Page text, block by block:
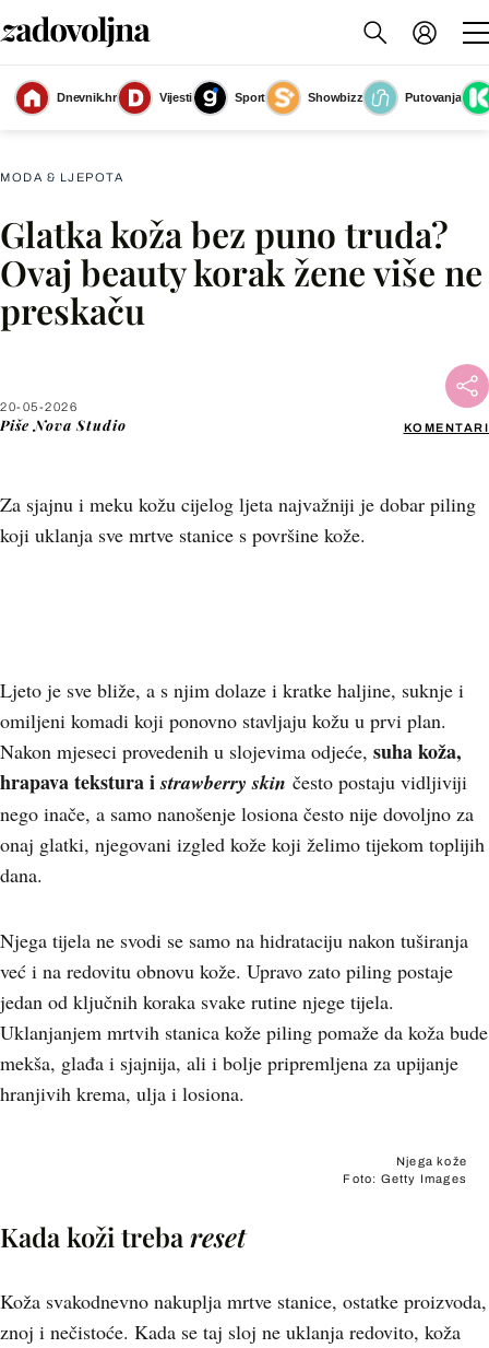
Dnevnik.hr Vijesti Sport Showbizz
Putovanja
(Foto: Getty Images)
MODA & LJEPOTA
Glatka koža bez puno truda?
Ovaj beauty korak žene više ne
preskaču
20-05-2026
Piše Nova Studio KOMENTARI
Za sjajnu i meku kožu cijelog ljeta najvažniji je dobar piling
koji uklanja sve mrtve stanice s površine kože.
Facebook
X
Ljeto je sve bliže, a s njim dolaze i kratke haljine, suknje i
omiljeni komadi koji ponovno stavljaju kožu u prvi plan.
Nakon mjeseci provedenih u slojevima odjeće, suha koža,
hrapava tekstura istrawberry skin često postaju vidljiviji
nego inače, a samo nanošenje losiona često nije dovoljno za
onaj glatki, njegovani izgled kože koji želimo tijekom toplijih
dana.
Njega tijela ne svodi se samo na hidrataciju nakon tuširanja
već i na redovitu obnovu kože. Upravo zato piling postaje
jedan od ključnih koraka svake rutine njege tijela.
Uklanjanjem mrtvih stanica kože piling pomaže da koža bude
mekša, glađa i sjajnija, ali i bolje pripremljena za upijanje
hranjivih krema, ulja i losiona.
Njega kože
Foto: Getty Images
Kada koži treba reset
Koža svakodnevno nakuplja mrtve stanice, ostatke proizvoda,
znoj i nečistoće. Kada se taj sloj ne uklanja redovito, koža